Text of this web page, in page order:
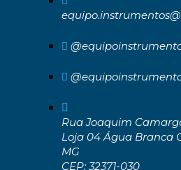
Rua Joaquim
Loja 04 Água Branca
MG
CEP: 32371-030